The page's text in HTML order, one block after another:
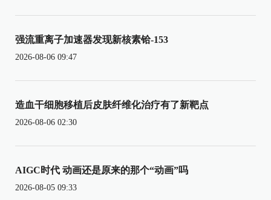
强流重离子加速器发现新核素铪-153
2026-08-06 09:47
造血干细胞移植后皮肤纤维化治疗有了新靶点
2026-08-06 02:30
AIGC时代 动画还是原来的那个“动画”吗
2026-08-05 09:33